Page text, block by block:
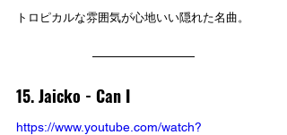
トロピカルな雰囲気が心地いい隠れた名曲。
15. Jaicko - Can I
https://www.youtube.com/watch?